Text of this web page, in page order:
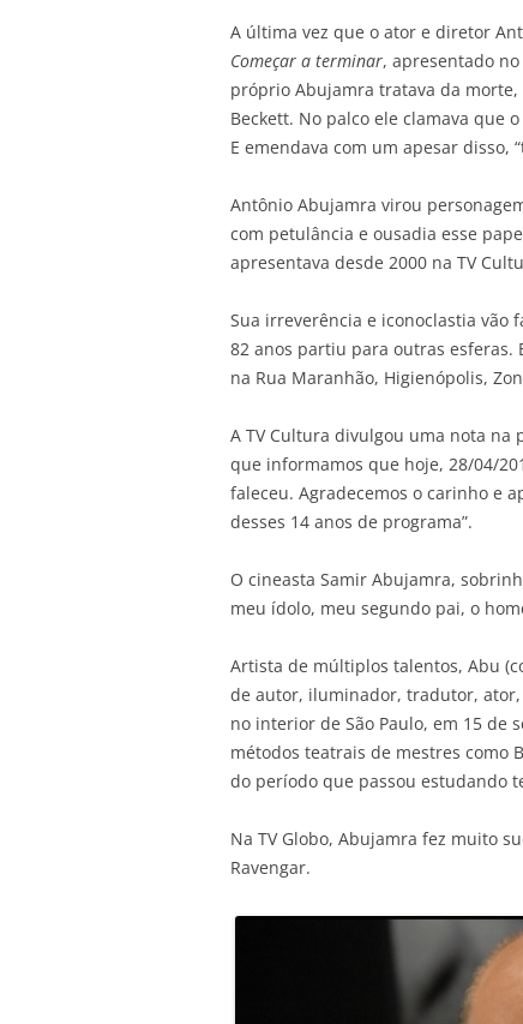
A última vez que o ator e diretor
Começar a terminar, apresentado
próprio Abujamra tratava da
Beckett. No palco ele clamava que
E emendava com um apesar disso,
Antônio Abujamra virou
com petulância e ousadia esse
apresentava desde 2000 na TV
Sua irreverência e iconoclastia
82 anos partiu para outras
na Rua Maranhão, Higienópolis,
A TV Cultura divulgou uma nota na
que informamos que hoje, 28/04/
faleceu. Agradecemos o carinho e
desses 14 anos de programa”.
O cineasta Samir Abujamra,
meu ídolo, meu segundo pai, o
Artista de múltiplos talentos, Abu
de autor, iluminador, tradutor,
no interior de São Paulo, em 15 de
métodos teatrais de mestres como
do período que passou estudando
Na TV Globo, Abujamra fez muito
Ravengar.